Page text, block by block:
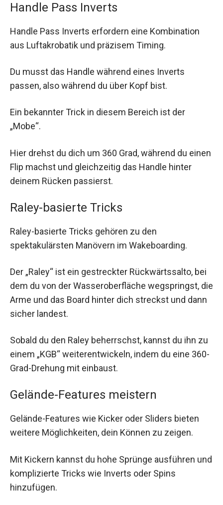
Handle Pass Inverts
Handle Pass Inverts erfordern eine Kombination
aus Luftakrobatik und präzisem Timing.
Du musst das Handle während eines Inverts
passen, also während du über Kopf bist.
Ein bekannter Trick in diesem Bereich ist der
„Mobe“.
Hier drehst du dich um 360 Grad, während du einen
Flip machst und gleichzeitig das Handle hinter
deinem Rücken passierst.
Raley-basierte Tricks
Raley-basierte Tricks gehören zu den
spektakulärsten Manövern im Wakeboarding.
Der „Raley“ ist ein gestreckter Rückwärtssalto, bei
dem du von der Wasseroberfläche wegspringst, die
Arme und das Board hinter dich streckst und dann
sicher landest.
Sobald du den Raley beherrschst, kannst du ihn zu
einem „KGB“ weiterentwickeln, indem du eine 360-
Grad-Drehung mit einbaust.
Gelände-Features meistern
Gelände-Features wie Kicker oder Sliders bieten
weitere Möglichkeiten, dein Können zu zeigen.
Mit Kickern kannst du hohe Sprünge ausführen und
komplizierte Tricks wie Inverts oder Spins
hinzufügen.